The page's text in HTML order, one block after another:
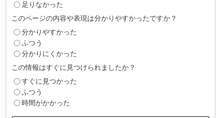
足りなかった
このページの内容や表現は分かりやすかったですか？
分かりやすかった
ふつう
分かりにくかった
この情報はすぐに見つけられましたか？
すぐに見つかった
ふつう
時間がかかった